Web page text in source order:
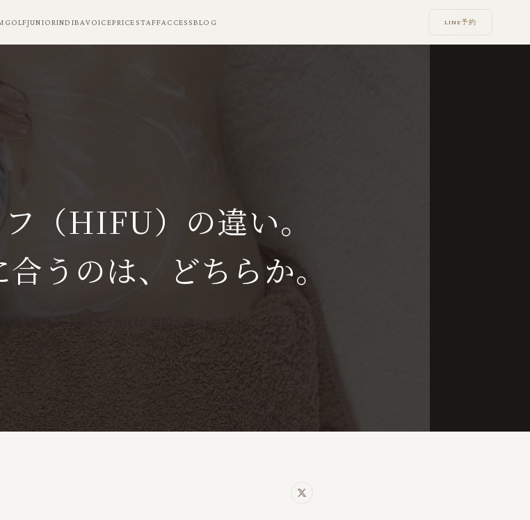
GOLFJUNIORINDIBAVOICEPRICEACCESSBLOG LINE予約
GOLFJUNIORINDIBAVOICEPRICE STAFFACCESSBLOG LINE予約
（HIFU）の違い。
うのは、どちらか。
ける質問だ。結論から言えば「目的が違う」。
寧に解説する。